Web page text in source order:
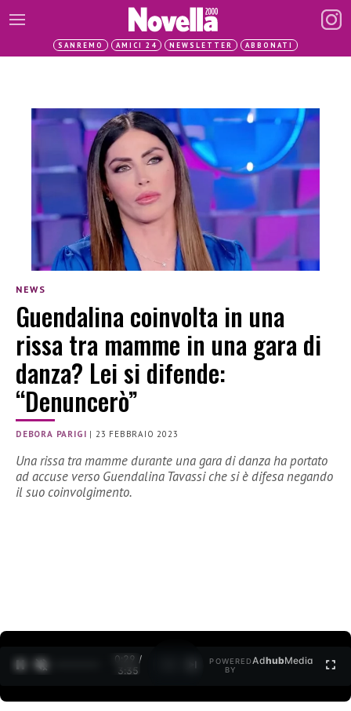
SANREMO AMICI 24 NEWSLETTER ABBONATI
NEWS
Guendalina coinvolta in una
rissa tra mamme in una gara di
danza? Lei si difende:
“Denuncerò”
DEBORA PARIGI | 23 FEBBRAIO 2023
Una rissa tra mamme durante una gara di danza ha portato
ad accuse verso Guendalina Tavassi che si è difesa negando
il suo coinvolgimento.
0:30 /
3:35
POWERED
BY
AdhubMedia